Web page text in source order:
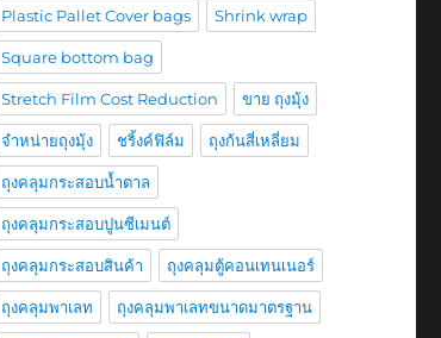
Plastic Pallet Cover bags Shrink wrap
Square bottom bag
Stretch Film Cost Reduction ขาย ถุงมุ้ง
จำหน่ายถุงมุ้ง ชริ้งค์ฟิล์ม ถุงก้นสี่เหลี่ยม
ถุงคลุมกระสอบน้ำตาล
ถุงคลุมกระสอบปูนซีเมนต์
ถุงคลุมกระสอบสินค้า ถุงคลุมตู้คอนเทนเนอร์
ถุงคลุมพาเลท ถุงคลุมพาเลทขนาดมาตรฐาน